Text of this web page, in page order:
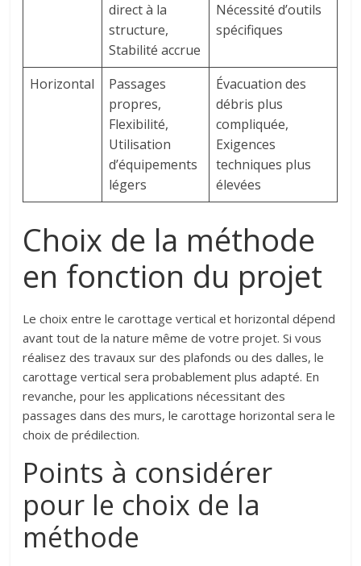
direct à la
structure,
Stabilité accrue
Nécessité d’outils
spécifiques
Horizontal
Passages
propres,
Flexibilité,
Utilisation
d’équipements
légers
Évacuation des
débris plus
compliquée,
Exigences
techniques plus
élevées
Choix de la méthode
en fonction du projet
Le choix entre le carottage vertical et horizontal dépend
avant tout de la nature même de votre projet. Si vous
réalisez des travaux sur des plafonds ou des dalles, le
carottage vertical sera probablement plus adapté. En
revanche, pour les applications nécessitant des
passages dans des murs, le carottage horizontal sera le
choix de prédilection.
Points à considérer
pour le choix de la
méthode